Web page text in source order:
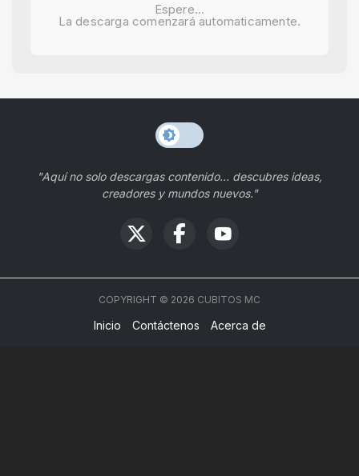
Espere...
La descarga comenzará automaticamente.
"Aquí no solo descargas contenido… descubres ideas,
creadores y mundos nuevos."
COPYRIGHT © 2026 CUBITOS MC
Inicio Contáctenos Acerca de